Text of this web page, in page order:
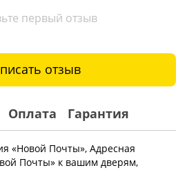
первый отзыв
отзыв
Оплата Гарантия
«Новой Почты», Адресная
Почты» к вашим дверям,